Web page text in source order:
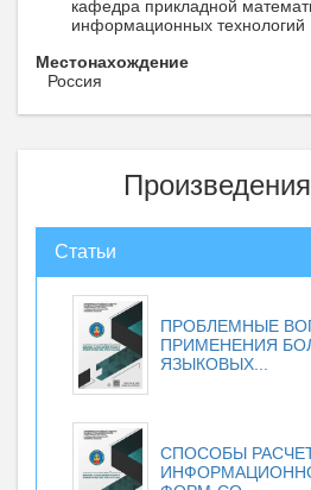
кафедра прикладной
информационных технологий
Местонахождение
Россия
Статьи
ПРОБЛЕМНЫЕ
ПРИМЕНЕНИЯ
ЯЗЫКОВЫХ...
СПОСОБЫ